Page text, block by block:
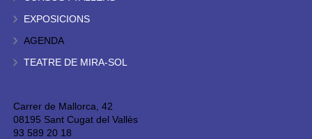
EXPOSICIONS
AGENDA
TEATRE DE MIRA-SOL
Carrer de Mallorca, 42
08195 Sant Cugat del Vallès
93 589 20 18